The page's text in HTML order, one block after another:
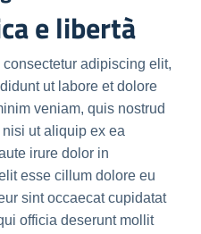
e libertà
adipiscing elit,
ut labore et dolore
veniam, quis nostrud
ut aliquip ex ea
irure dolor in
esse cillum dolore eu
sint occaecat cupidatat
officia deserunt mollit